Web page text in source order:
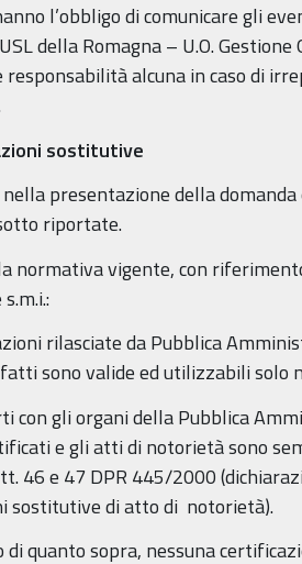
l’obbligo di comunicare gli
della Romagna – U.O.
responsabilità alcuna in caso di
sostitutive
presentazione della
riportate.
normativa vigente, con
rilasciate da Pubblica
sono valide ed utilizzabili
con gli organi della Pubblica
e gli atti di notorietà sono
46 e 47 DPR 445/2000
sostitutive di atto di notorietà).
quanto sopra, nessuna